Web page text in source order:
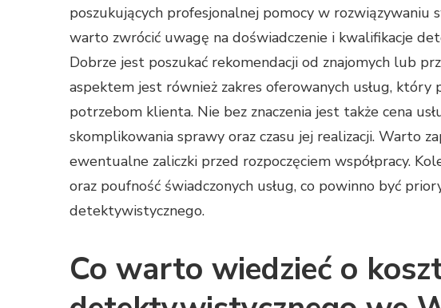
poszukujących profesjonalnej pomocy w
warto zwrócić uwagę na doświadczenie i kwalifikacje
Dobrze jest poszukać rekomendacji od znajomych lub
aspektem jest również zakres oferowanych usług,
potrzebom klienta. Nie bez znaczenia jest także cena
skomplikowania sprawy oraz czasu jej realizacji. Warto
ewentualne zaliczki przed rozpoczęciem współpracy.
oraz poufność świadczonych usług, co powinno być
detektywistycznego.
Co warto wiedzieć o